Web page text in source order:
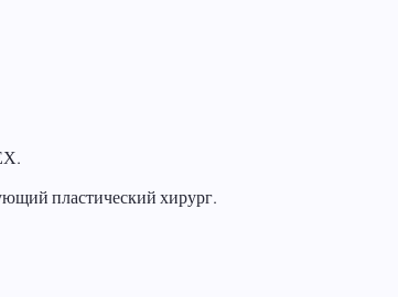
пластический хирург.